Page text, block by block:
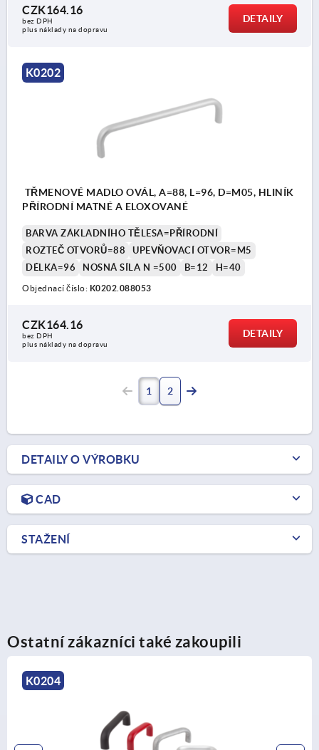
CZK164.16
bez DPH
plus náklady na dopravu
DETAILY
K0202
TŘMENOVÉ MADLO OVÁL, A=88, L=96, D=M05, HLINÍK
PŘÍRODNÍ MATNÉ A ELOXOVANÉ
BARVA ZÁKLADNÍHO TĚLESA=PŘÍRODNÍ
ROZTEČ OTVORŮ=88
UPEVŇOVACÍ OTVOR=M5
DÉLKA=96
NOSNÁ SÍLA N =500 B=12 H=40
Objednací číslo: K0202.088053
CZK164.16
bez DPH
plus náklady na dopravu
DETAILY
1 2
DETAILY O VÝROBKU
CAD
STAŽENÍ
Ostatní zákazníci také zakoupili